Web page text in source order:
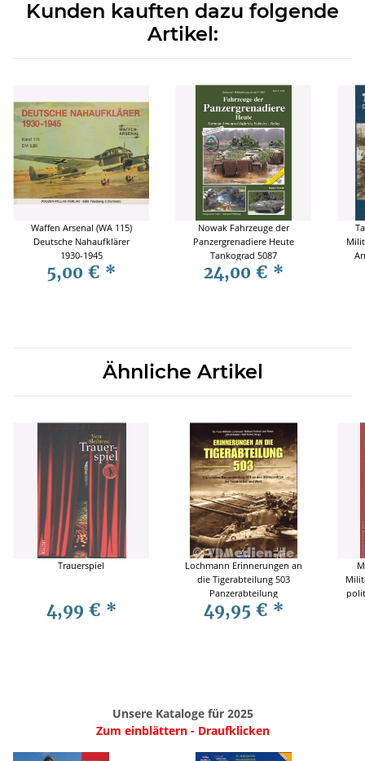
Kunden kauften dazu folgende
Artikel:
Waffen Arsenal (WA 115)
Deutsche Nahaufklärer
1930-1945
5,00 € *
Nowak Fahrzeuge der
Panzergrenadiere Heute
Tankograd 5087
24,00 € *
Ähnliche Artikel
Trauerspiel
4,99 € *
Lochmann Erinnerungen an
die Tigerabteilung 503
Panzerabteilung
Fallingbostel Döllersheim
Donezgebiet Charkow
49,95 € *
Unsere Kataloge für 2025
Zum einblättern - Draufklicken